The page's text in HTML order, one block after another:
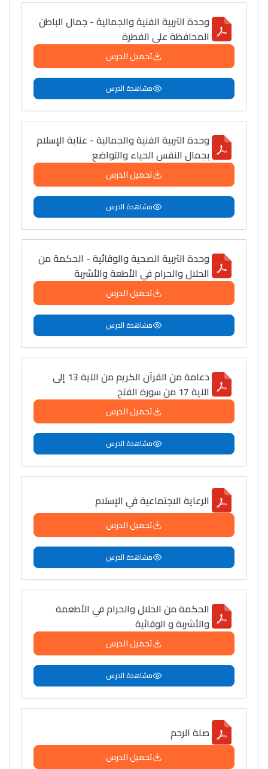
وحدة التربية الفنية والجمالية - جمال الباطن
المحافظة على الفطرة
تحميل الدرس
مشاهدة الدرس
وحدة التربية الفنية والجمالية - عناية الإسلام
بجمال النفس الحياء والتواضع
تحميل الدرس
مشاهدة الدرس
وحدة التربية الصحية والوقائية - الحكمة من
الحلال والحرام في الأطعة والأشربة
تحميل الدرس
مشاهدة الدرس
دعامة من القرآن الكريم من الآية 13 إلى
الآية 17 من سورة الفتح
تحميل الدرس
مشاهدة الدرس
الرعاية الاجتماعية في الإسلام
تحميل الدرس
مشاهدة الدرس
الحكمة من الحلال والحرام في الأطعمة
والأشربة و الوقائية
تحميل الدرس
مشاهدة الدرس
صلة الرحم
تحميل الدرس